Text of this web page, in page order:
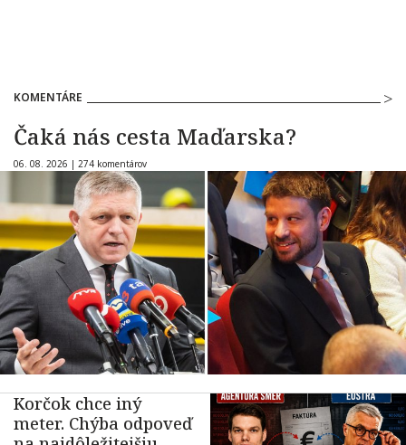
KOMENTÁRE
Čaká nás cesta Maďarska?
06. 08. 2026 | 274 komentárov
Korčok chce iný
meter. Chýba odpoveď